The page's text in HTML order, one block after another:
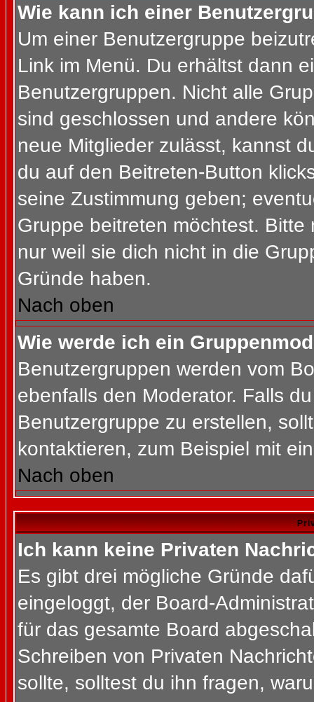
Wie kann ich einer
Um einer Benutzergruppe
Link im Menü. Du erhältst dann
Benutzergruppen. Nicht alle
sind geschlossen und andere
neue Mitglieder zulässt, kannst
du auf den Beitreten-Button
seine Zustimmung geben;
Gruppe beitreten möchtest.
nur weil sie dich nicht in die
Gründe haben.
Nach oben
Wie werde ich ein
Benutzergruppen werden vom
ebenfalls den Moderator. Falls
Benutzergruppe zu erstellen,
kontaktieren, zum Beispiel mit
Nach oben
Ich kann keine Privaten
Es gibt drei mögliche Gründe
eingeloggt, der Board-
für das gesamte Board
Schreiben von Privaten
sollte, solltest du ihn fragen,